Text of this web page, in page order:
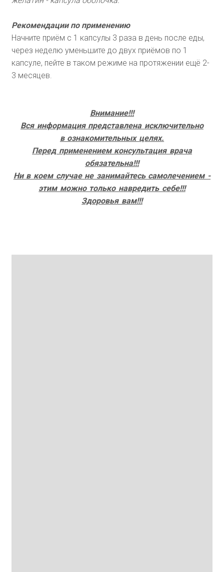
Рекомендации по применению
Начните приём с 1 капсулы 3 раза в день после еды,
через неделю уменьшите до двух приёмов по 1
капсуле, пейте в таком режиме на протяжении ещё 2-
3 месяцев.
Внимание!!!
Вся информация представлена исключительно
в ознакомительных целях.
Перед применением консультация врача
обязательна!!!
Ни в коем случае не занимайтесь самолечением -
этим можно только навредить себе!!!
Здоровья вам!!!